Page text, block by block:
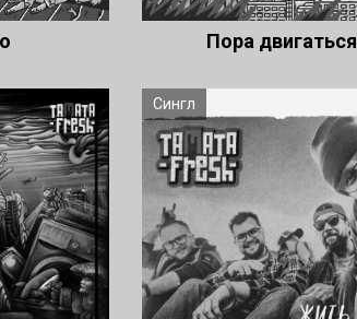
Пора двигаться
Сингл